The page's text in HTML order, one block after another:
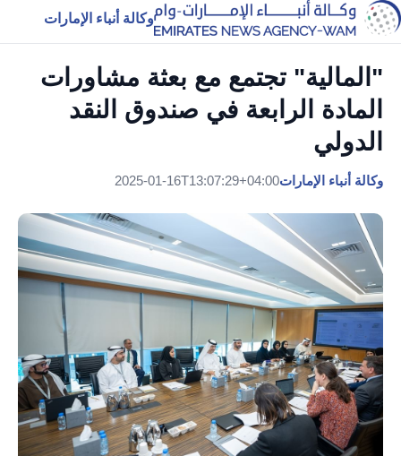
وكالة أنباء الإمارات
"المالية" تجتمع مع بعثة مشاورات
المادة الرابعة في صندوق النقد
الدولي
وكالة أنباء الإمارات2025-01-16T13:07:29+04:00